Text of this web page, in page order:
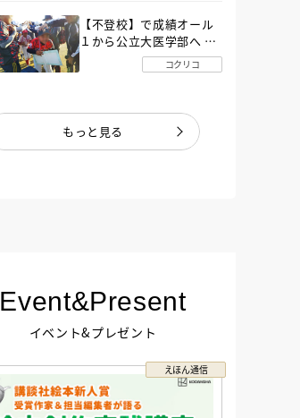
【不登校】で成績オール
１から公立大医学部へ 中
２で起立性調節障害「治
るまで３年」の診断 その
コクリコ
もっと見る
Event&Present
イベント&プレゼント
えほん通信